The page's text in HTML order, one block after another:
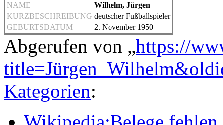
NAME
Wilhelm, Jürgen
KURZBESCHREIBUNG deutscher Fußballspieler
GEBURTSDATUM
2. November 1950
Abgerufen von „https://
Kategorien: